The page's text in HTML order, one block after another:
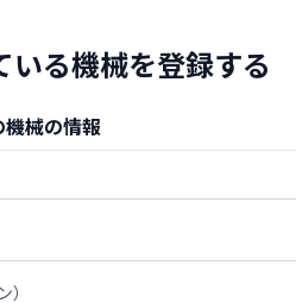
いる機械を登録する
機械の情報